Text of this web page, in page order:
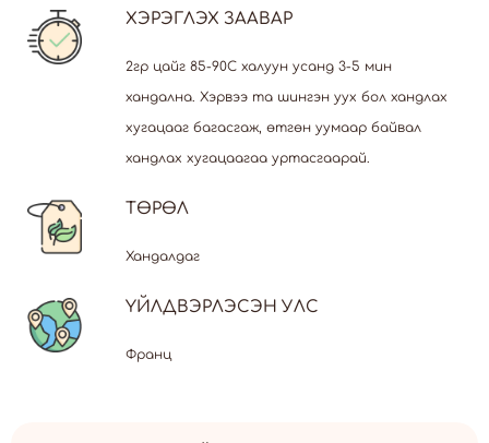
ХЭРЭГЛЭХ ЗААВАР
2гр цайг 85-90С халуун усанд 3-5 мин
хандална. Хэрвээ та шингэн уух бол хандлах
хугацааг багасгаж, өтгөн уумаар байвал
хандлах хугацаагаа уртасгаарай.
ТӨРӨЛ
Хандалдаг
ҮЙЛДВЭРЛЭСЭН УЛС
Франц